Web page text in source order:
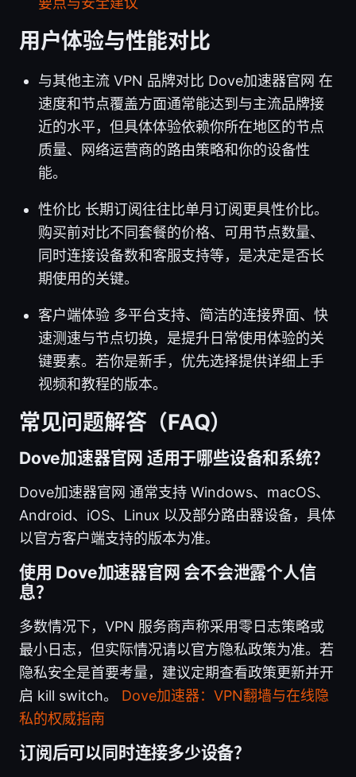
用户体验与性能对比
与其他主流 VPN 品牌对比 Dove加速器官网 在
速度和节点覆盖方面通常能达到与主流品牌接
近的水平，但具体体验依赖你所在地区的节点
质量、网络运营商的路由策略和你的设备性
能。
性价比 长期订阅往往比单月订阅更具性价比。
购买前对比不同套餐的价格、可用节点数量、
同时连接设备数和客服支持等，是决定是否长
期使用的关键。
客户端体验 多平台支持、简洁的连接界面、快
速测速与节点切换，是提升日常使用体验的关
键要素。若你是新手，优先选择提供详细上手
视频和教程的版本。
常见问题解答（FAQ）
Dove加速器官网 适用于哪些设备和系统？
Dove加速器官网 通常支持 Windows、macOS、
Android、iOS、Linux 以及部分路由器设备，具体
以官方客户端支持的版本为准。
使用 Dove加速器官网 会不会泄露个人信
息？
多数情况下，VPN 服务商声称采用零日志策略或
最小日志，但实际情况请以官方隐私政策为准。若
隐私安全是首要考量，建议定期查看政策更新并开
启 kill switch。 Dove加速器：VPN翻墙与在线隐
私的权威指南
订阅后可以同时连接多少设备？